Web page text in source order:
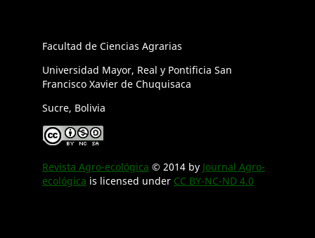
Facultad de Ciencias Agrarias
Universidad Mayor, Real y Pontificia San
Francisco Xavier de Chuquisaca
Sucre, Bolivia
Revista Agro-ecológica © 2014 by Journal Agro-
ecológica is licensed under CC BY-NC-ND 4.0